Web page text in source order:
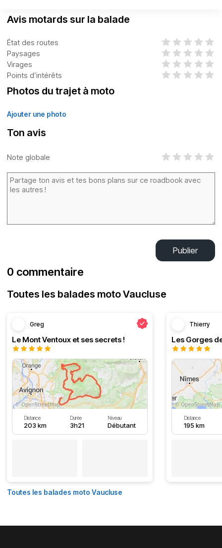
Avis motards sur la balade
État des routes
Paysages
Virages
Points d’intérêts
Photos du trajet à moto
Ajouter une photo
Ton avis
Note globale
Publier
0 commentaire
Toutes les balades moto Vaucluse
Greg
Le Mont Ventoux et ses secrets !
Distance
203 km
Durée
3h21
Niveau
Débutant
Thierry
Les Gorges
Distance
195 km
Toutes les balades moto Vaucluse